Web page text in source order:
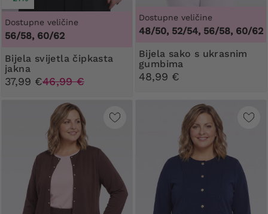
Dostupne veličine
56/58, 60/62
Bijela svijetla čipkasta
jakna
37,99 €46,99 €
Dostupne veličine
48/50, 52/54, 56/58, 60/62
Bijela sako s ukrasnim
gumbima
48,99 €